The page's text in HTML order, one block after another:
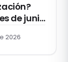
de junio
2026